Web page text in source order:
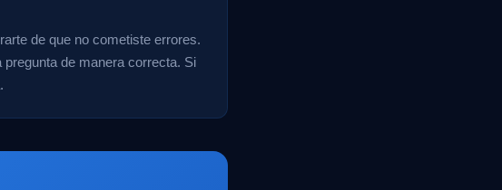
de que no cometiste errores.
de manera correcta. Si